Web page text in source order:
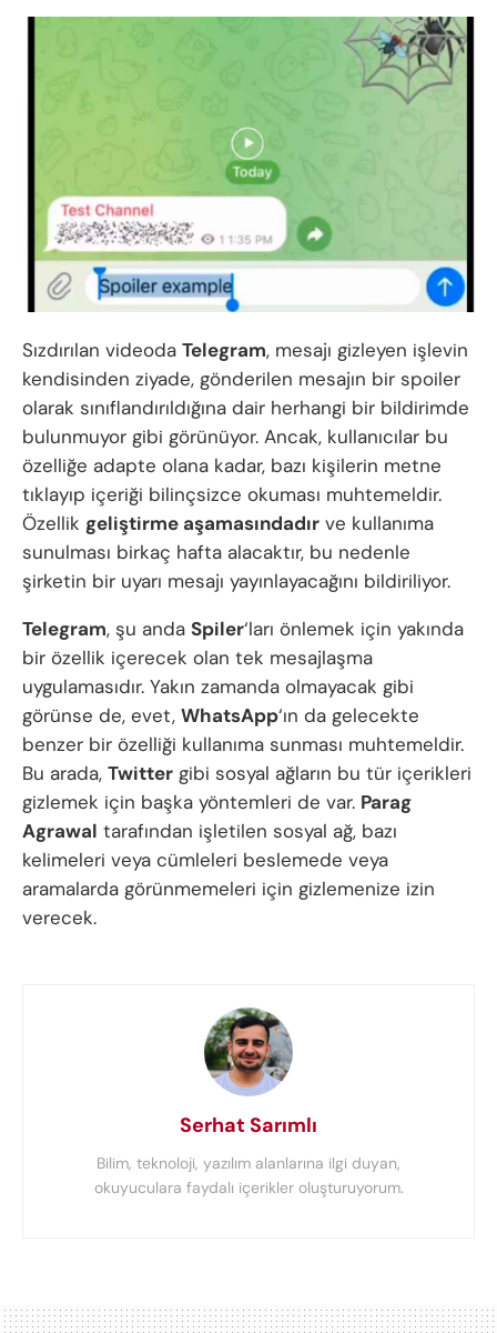
Sızdırılan videoda Telegram, mesajı gizleyen işlevin
kendisinden ziyade, gönderilen mesajın bir spoiler
olarak sınıflandırıldığına dair herhangi bir bildirimde
bulunmuyor gibi görünüyor. Ancak, kullanıcılar bu
özelliğe adapte olana kadar, bazı kişilerin metne
tıklayıp içeriği bilinçsizce okuması muhtemeldir.
Özellik geliştirme aşamasındadır ve kullanıma
sunulması birkaç hafta alacaktır, bu nedenle
şirketin bir uyarı mesajı yayınlayacağını bildiriliyor.
Telegram, şu anda Spiler‘ları önlemek için yakında
bir özellik içerecek olan tek mesajlaşma
uygulamasıdır. Yakın zamanda olmayacak gibi
görünse de, evet, WhatsApp‘ın da gelecekte
benzer bir özelliği kullanıma sunması muhtemeldir.
Bu arada, Twitter gibi sosyal ağların bu tür içerikleri
gizlemek için başka yöntemleri de var. Parag
Agrawal tarafından işletilen sosyal ağ, bazı
kelimeleri veya cümleleri beslemede veya
aramalarda görünmemeleri için gizlemenize izin
verecek.
Serhat Sarımlı
Bilim, teknoloji, yazılım alanlarına ilgi duyan,
okuyuculara faydalı içerikler oluşturuyorum.